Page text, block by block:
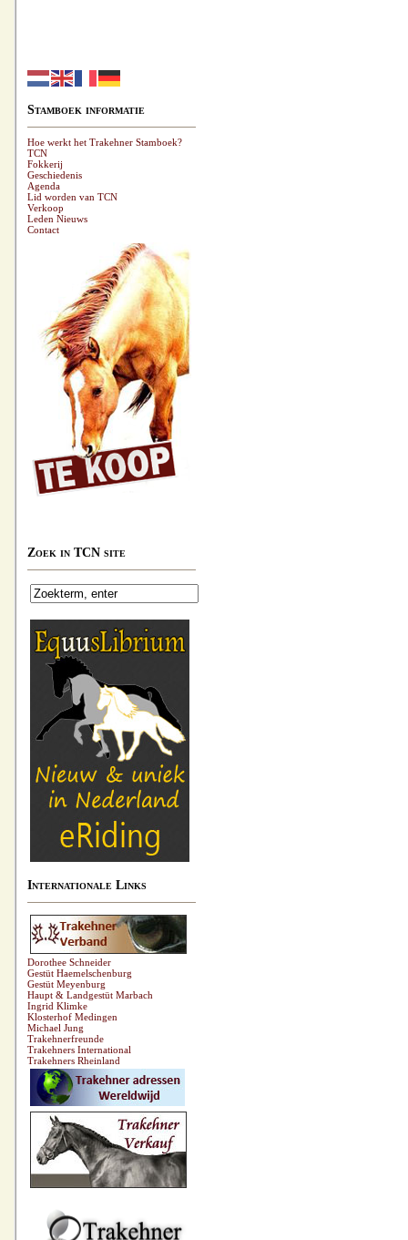
Stamboek informatie
Hoe werkt het Trakehner Stamboek?
TCN
Fokkerij
Geschiedenis
Agenda
Lid worden van TCN
Verkoop
Leden Nieuws
Contact
Zoek in TCN site
Internationale Links
Dorothee Schneider
Gestüt Haemelschenburg
Gestüt Meyenburg
Haupt & Landgestüt Marbach
Ingrid Klimke
Klosterhof Medingen
Michael Jung
Trakehnerfreunde
Trakehners International
Trakehners Rheinland